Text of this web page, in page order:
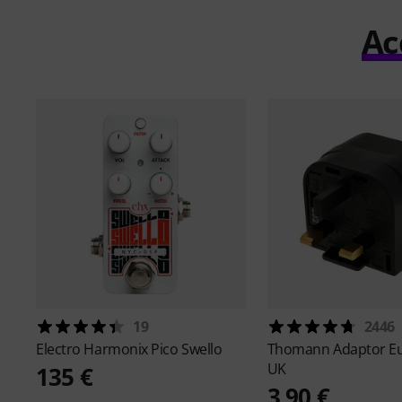
19
Electro HarmonixPico Swello
135 €
2446
ThomannAdaptor
UK